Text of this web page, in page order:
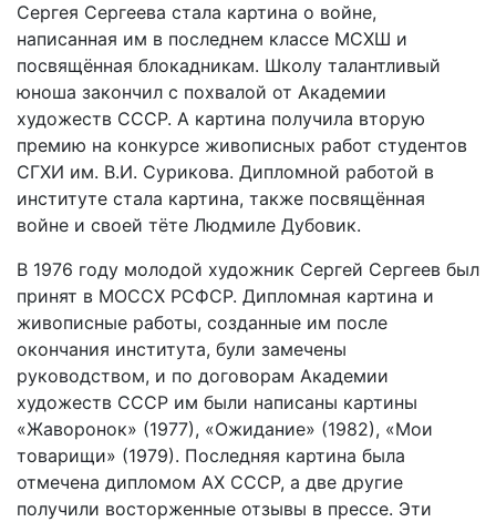
Сергея Сергеева стала картина о войне,
написанная им в последнем классе МСХШ и
посвящённая блокадникам. Школу талантливый
юноша закончил с похвалой от Академии
художеств СССР. А картина получила вторую
премию на конкурсе живописных работ студентов
СГХИ им. В.И. Сурикова. Дипломной работой в
институте стала картина, также посвящённая
войне и своей тёте Людмиле Дубовик.
В 1976 году молодой художник Сергей Сергеев был
принят в МОССХ РСФСР. Дипломная картина и
живописные работы, созданные им после
окончания института, були замечены
руководством, и по договорам Академии
художеств СССР им были написаны картины
«Жаворонок» (1977), «Ожидание» (1982), «Мои
товарищи» (1979). Последняя картина была
отмечена дипломом АХ СССР, а две другие
получили восторженные отзывы в прессе. Эти